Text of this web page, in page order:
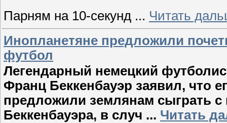
Парням на 10-секунд ... Читать
Инопланетяне предложили
футбол
Легендарный немецкий
Франц Беккенбауэр заявил, что
предложили землянам сыграть
Беккенбауэра, в случ ... Читать